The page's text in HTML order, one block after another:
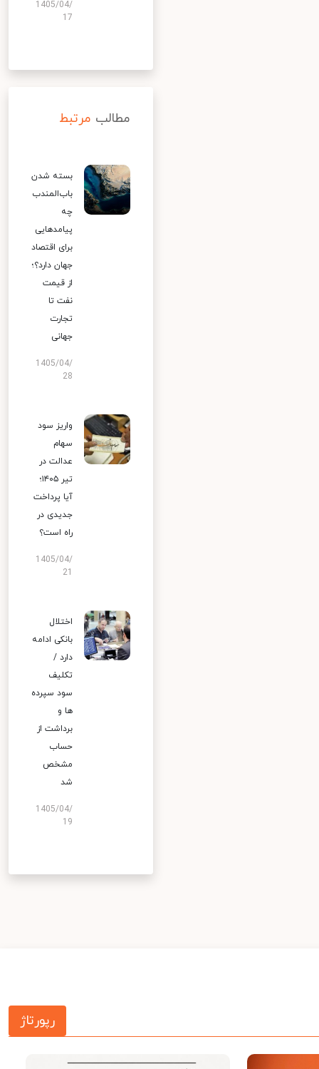
1405/04/
17
مطالب مرتبط
بسته شدن
باب‌المندب
چه
پیامدهایی
برای اقتصاد
جهان دارد؟؛
از قیمت
نفت تا
تجارت
جهانی
1405/04/
28
واریز سود
سهام
عدالت در
تیر ۱۴۰۵؛
آیا پرداخت
جدیدی در
راه است؟
1405/04/
اختلال
بانکی ادامه
دارد /
تکلیف
سود سپرده
ها و
برداشت از
حساب
مشخص
شد
1405/04/
19
رپورتاژ